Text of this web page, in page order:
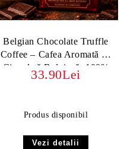
Belgian Chocolate Truffle
Coffee – Cafea Aromată cu
Ciocolată Belgiană, 100%
Arabica
33.90Lei
Produs disponibil
Vezi detalii